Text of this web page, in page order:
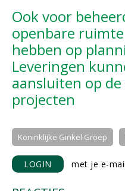
Ook voor
openbare
hebben op
Leveringen
aansluiten op
projecten
Koninklijke Ginkel Groep
LOGIN met je e-